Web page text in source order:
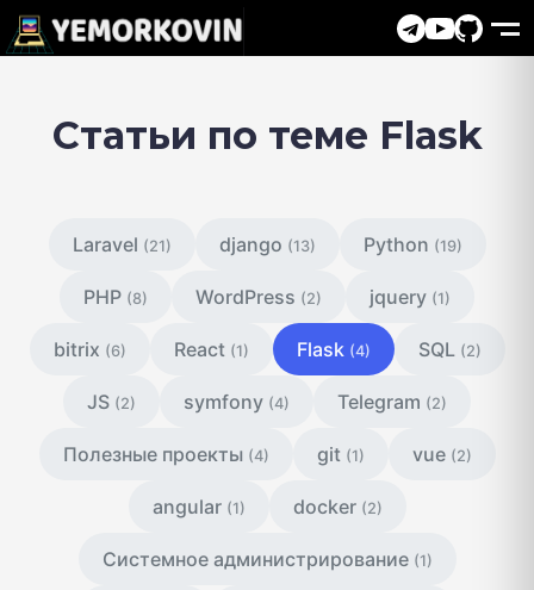
Статьи по теме Flask
Laravel (21) django (13) Python (19)
PHP (8) WordPress (2) jquery (1)
bitrix (6) React (1) Flask (4) SQL (2)
JS (2) symfony (4) Telegram (2)
Полезные проекты (4) git (1) vue (2)
angular (1) docker (2)
Системное администрирование (1)